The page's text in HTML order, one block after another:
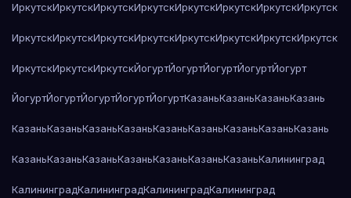
ИркутскИркутскИркутскИркутскИркутскИркутскИркутскИркутск
ИркутскИркутскИркутскИркутскИркутскИркутскИркутскИркутск
ИркутскИркутскИркутскЙогуртЙогуртЙогуртЙогуртЙогурт
ЙогуртЙогуртЙогуртЙогуртЙогуртКазаньКазаньКазаньКазань
КазаньКазаньКазаньКазаньКазаньКазаньКазаньКазаньКазань
КазаньКазаньКазаньКазаньКазаньКазаньКазаньКалининград
КалининградКалининградКалининградКалининград